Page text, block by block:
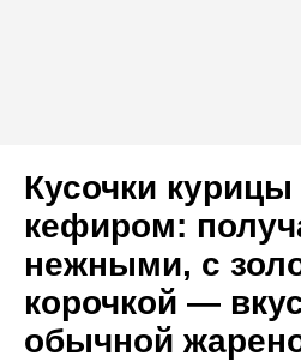
Кусочки
кефиром:
нежными, с
корочкой —
обычной